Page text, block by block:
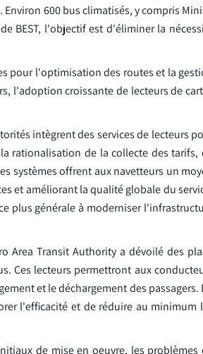
600 bus climatisés, y compris
BEST, l'objectif est d'éliminer la
pour l'optimisation des routes et la
l'adoption croissante de lecteurs de
intègrent des services de lecteurs
rationalisation de la collecte des tarifs,
systèmes offrent aux navetteurs un
et améliorant la qualité globale du
plus générale à moderniser
Area Transit Authority a dévoilé des
Ces lecteurs permettront aux
et le déchargement des passagers.
l'efficacité et de réduire au minimum
de mise en oeuvre, les problèmes